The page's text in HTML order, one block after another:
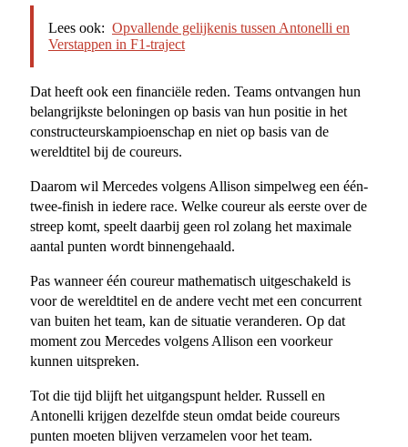
Lees ook: Opvallende gelijkenis tussen Antonelli en
Verstappen in F1-traject
Dat heeft ook een financiële reden. Teams ontvangen hun
belangrijkste beloningen op basis van hun positie in het
constructeurskampioenschap en niet op basis van de
wereldtitel bij de coureurs.
Daarom wil Mercedes volgens Allison simpelweg een één-
twee-finish in iedere race. Welke coureur als eerste over de
streep komt, speelt daarbij geen rol zolang het maximale
aantal punten wordt binnengehaald.
Pas wanneer één coureur mathematisch uitgeschakeld is
voor de wereldtitel en de andere vecht met een concurrent
van buiten het team, kan de situatie veranderen. Op dat
moment zou Mercedes volgens Allison een voorkeur
kunnen uitspreken.
Tot die tijd blijft het uitgangspunt helder. Russell en
Antonelli krijgen dezelfde steun omdat beide coureurs
punten moeten blijven verzamelen voor het team.